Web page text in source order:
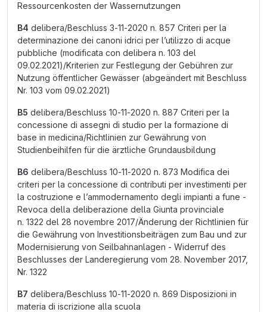
Ressourcenkosten der Wassernutzungen
B4 delibera/Beschluss 3-11-2020 n. 857 Criteri per la
determinazione dei canoni idrici per l’utilizzo di acque
pubbliche (modificata con delibera n. 103 del
09.02.2021)/Kriterien zur Festlegung der Gebühren zur
Nutzung öffentlicher Gewässer (abgeändert mit Beschluss
Nr. 103 vom 09.02.2021)
B5 delibera/Beschluss 10-11-2020 n. 887 Criteri per la
concessione di assegni di studio per la formazione di
base in medicina/Richtlinien zur Gewährung von
Studienbeihilfen für die ärztliche Grundausbildung
B6 delibera/Beschluss 10-11-2020 n. 873 Modifica dei
criteri per la concessione di contributi per investimenti per
la costruzione e l’ammodernamento degli impianti a fune -
Revoca della deliberazione della Giunta provinciale
n. 1322 del 28 novembre 2017/Änderung der Richtlinien für
die Gewährung von Investitionsbeiträgen zum Bau und zur
Modernisierung von Seilbahnanlagen - Widerruf des
Beschlusses der Landeregierung vom 28. November 2017,
Nr. 1322
B7 delibera/Beschluss 10-11-2020 n. 869 Disposizioni in
materia di iscrizione alla scuola